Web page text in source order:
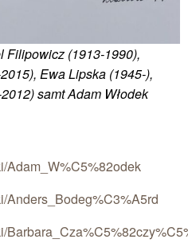
Filipowicz (1913-1990),
Ewa Lipska (1945-),
samt Adam Włodek
Adam_W%C5%82odek
Anders_Bodeg%C3%A5rd